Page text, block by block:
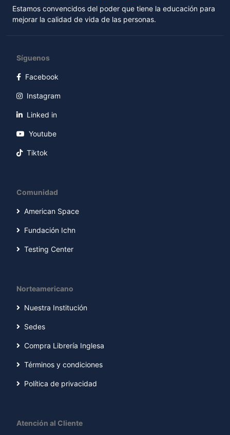
Estamos convencidos del poder que tiene la educación para
mejorar la calidad de vida de las personas.
Síguenos
Facebook
Instagram
Linked in
Youtube
Tiktok
Comunidad
American Space
Fundación Ichn
Testing Center
Norteamericano
Nuestra Institución
Sedes
Compra Librería Inglesa
Términos y condiciones
Política de privacidad
Atención al Cliente